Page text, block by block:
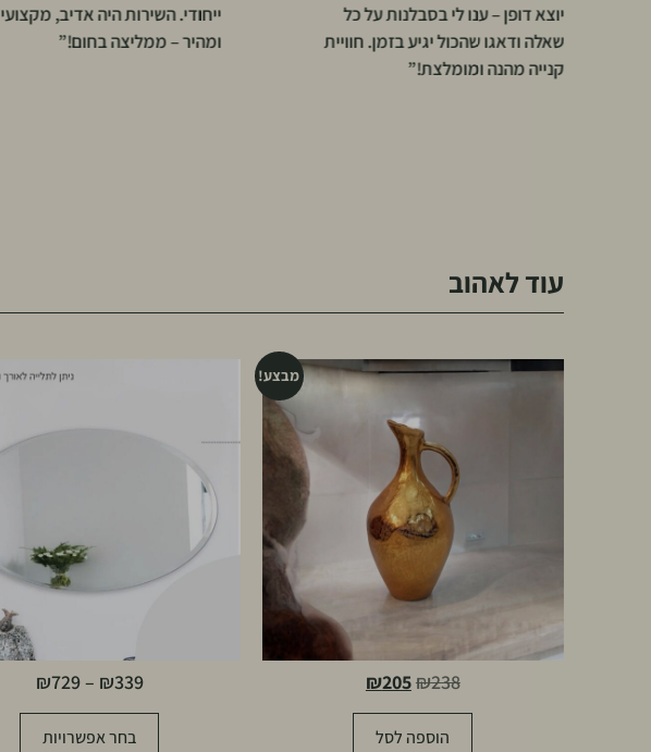
יוצא דופן – ענו לי בסבלנות על כל
שאלה ודאגו שהכול יגיע בזמן. חוויית
קנייה מהנה ומומלצת!”
ייחודי. השירות היה אדיב, מקצועי
ומהיר – ממליצה בחום!”
עוד לאהוב
מבצע!
₪238
₪205
הוספה לסל
₪339
–
₪729
בחר אפשרויות